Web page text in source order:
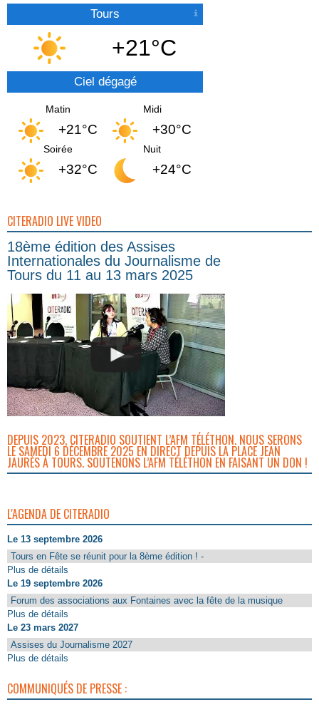
Tours
+21°C
Ciel dégagé
Matin
+21°C
Midi
+30°C
Soirée
+32°C
Nuit
+24°C
CITERADIO LIVE VIDEO
18ème édition des Assises
Internationales du Journalisme de
Tours du 11 au 13 mars 2025
DEPUIS 2023, CITERADIO SOUTIENT L’AFM TÉLÉTHON. NOUS SERONS
LE SAMEDI 6 DÉCEMBRE 2025 EN DIRECT DEPUIS LA PLACE JEAN
JAURÈS À TOURS. SOUTENONS L’AFM TÉLÉTHON EN FAISANT UN DON !
L'AGENDA DE CITERADIO
Le 13 septembre 2026
Tours en Fête se réunit pour la 8ème édition ! -
Plus de détails
Le 19 septembre 2026
Forum des associations aux Fontaines avec la fête de la musique
Plus de détails
Le 23 mars 2027
Assises du Journalisme 2027
Plus de détails
COMMUNIQUÉS DE PRESSE :